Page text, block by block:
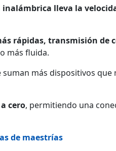
lleva la
rápidas, transmisión de
más fluida.
más dispositivos que
cero, permitiendo una
de maestrías